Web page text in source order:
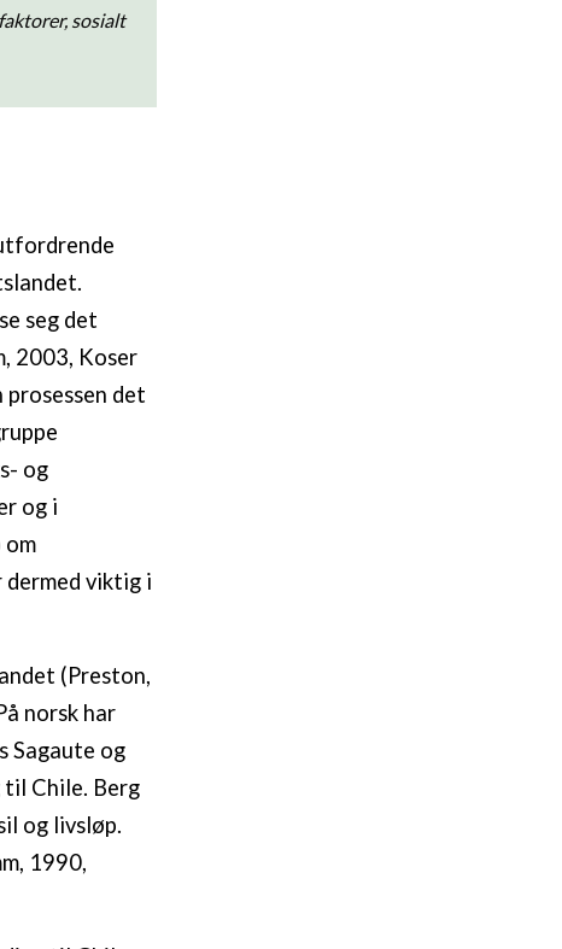
sosialt
seg det
2003, Koser
det
og
og i
om
viktig i
(Preston,
norsk har
Sagaute og
til Chile. Berg
og livsløp.
1990,